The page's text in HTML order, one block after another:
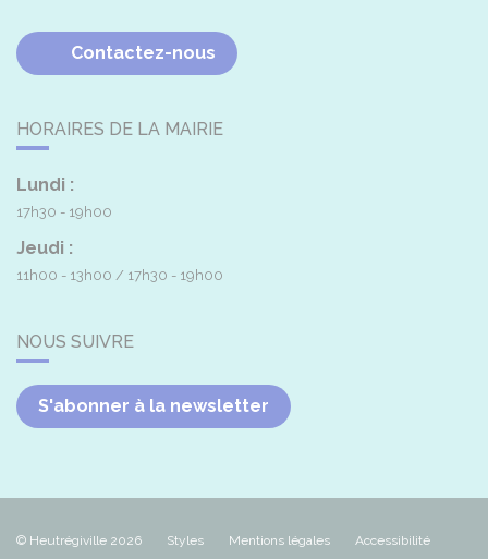
Contactez-nous
HORAIRES DE LA MAIRIE
Lundi :
17h30 - 19h00
Jeudi :
11h00 - 13h00 17h30 - 19h00
NOUS SUIVRE
S'abonner à la newsletter
© Heutrégiville 2026 Styles Mentions légales
Accessibilité